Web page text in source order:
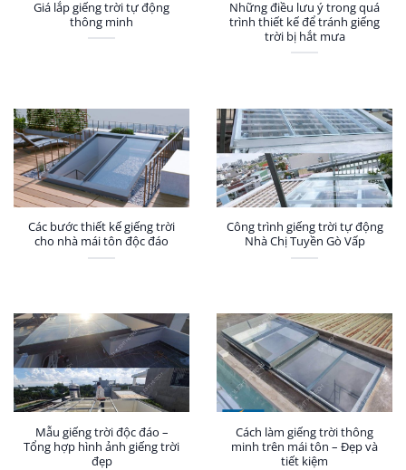
Giá lắp giếng trời tự động
thông minh
Những điều lưu ý trong quá
trình thiết kế để tránh giếng
trời bị hắt mưa
Các bước thiết kế giếng trời
cho nhà mái tôn độc đáo
Công trình giếng trời tự động
Nhà Chị Tuyền Gò Vấp
Mẫu giếng trời độc đáo –
Tổng hợp hình ảnh giếng trời
đẹp
Cách làm giếng trời thông
minh trên mái tôn – Đẹp và
tiết kiệm